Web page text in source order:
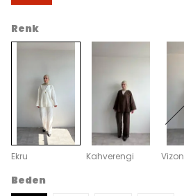
Renk
Ekru Kahverengi Vizon
Beden